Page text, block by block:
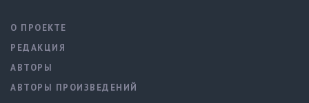
О ПРОЕКТЕ
РЕДАКЦИЯ
АВТОРЫ
АВТОРЫ ПРОИЗВЕДЕНИЙ